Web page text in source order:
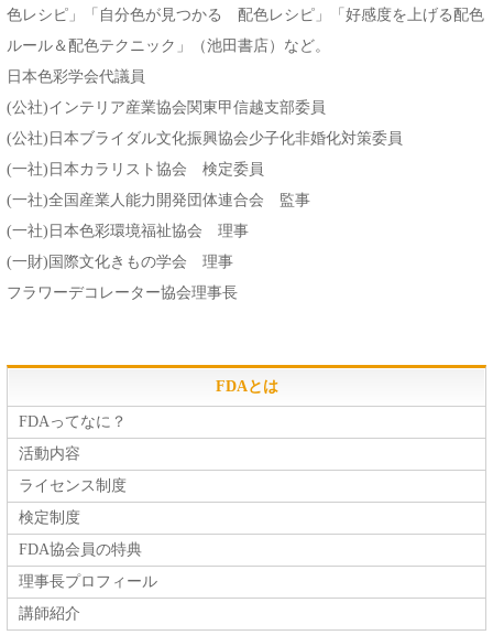
色レシピ」「自分色が見つかる 配色レシピ」「好感度を上げる配色
ルール＆配色テクニック」（池田書店）など。
日本色彩学会代議員
(公社)インテリア産業協会関東甲信越支部委員
(公社)日本ブライダル文化振興協会少子化非婚化対策委員
(一社)日本カラリスト協会 検定委員
(一社)全国産業人能力開発団体連合会 監事
(一社)日本色彩環境福祉協会 理事
(一財)国際文化きもの学会 理事
フラワーデコレーター協会理事長
FDAとは
FDAってなに？
活動内容
ライセンス制度
検定制度
FDA協会員の特典
理事長プロフィール
講師紹介